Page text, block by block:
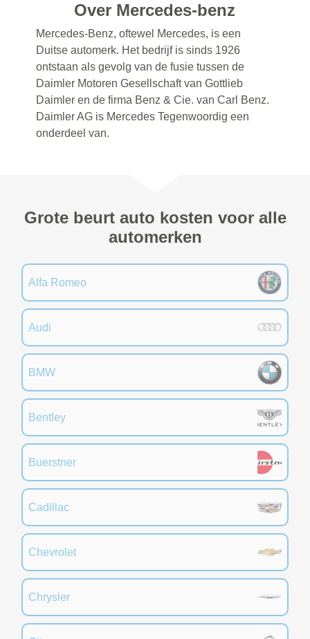
Over Mercedes-benz
Mercedes-Benz, oftewel Mercedes, is een
Duitse automerk. Het bedrijf is sinds 1926
ontstaan als gevolg van de fusie tussen de
Daimler Motoren Gesellschaft van Gottlieb
Daimler en de firma Benz & Cie. van Carl Benz.
Daimler AG is Mercedes Tegenwoordig een
onderdeel van.
Grote beurt auto kosten voor alle
automerken
Alfa Romeo
Audi
BMW
Bentley
Buerstner
Cadillac
Chevrolet
Chrysler